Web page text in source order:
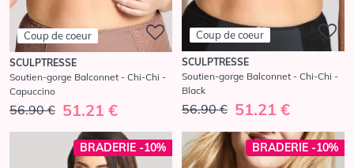
Coup de coeur
SCULPTRESSE
Soutien-gorge Balconnet - Chi-Chi -
Capuccino
56.90 € 51.21 €
Coup de coeur
SCULPTRESSE
Soutien-gorge Balconnet - Chi-Chi -
Black
56.90 € 51.21 €
BRADERIE -10% BRADERIE -10%